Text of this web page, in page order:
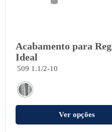
Acabamento para
Ideal
509 1.1/2-10
Ver opções